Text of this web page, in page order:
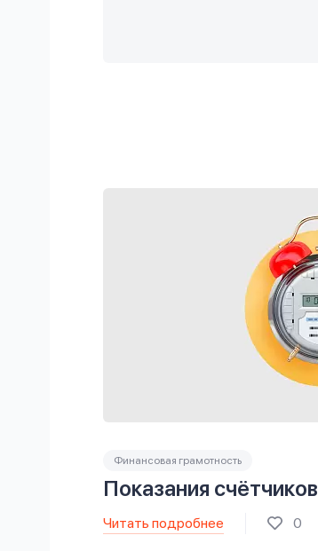
Финансовая грамотность
Показания счётчиков
Читать подробнее 0